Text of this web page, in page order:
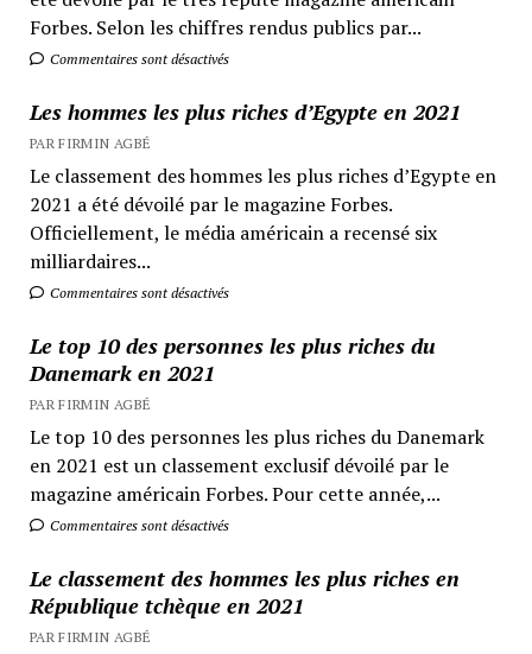
Forbes. Selon les chiffres rendus publics par...
Commentaires sont désactivés
Les hommes les plus riches d’Egypte en 2021
PAR FIRMIN AGBÉ
Le classement des hommes les plus riches d’Egypte en
2021 a été dévoilé par le magazine Forbes.
Officiellement, le média américain a recensé six
milliardaires...
Commentaires sont désactivés
Le top 10 des personnes les plus riches du
Danemark en 2021
PAR FIRMIN AGBÉ
Le top 10 des personnes les plus riches du Danemark
en 2021 est un classement exclusif dévoilé par le
magazine américain Forbes. Pour cette année,...
Commentaires sont désactivés
Le classement des hommes les plus riches en
République tchèque en 2021
PAR FIRMIN AGBÉ